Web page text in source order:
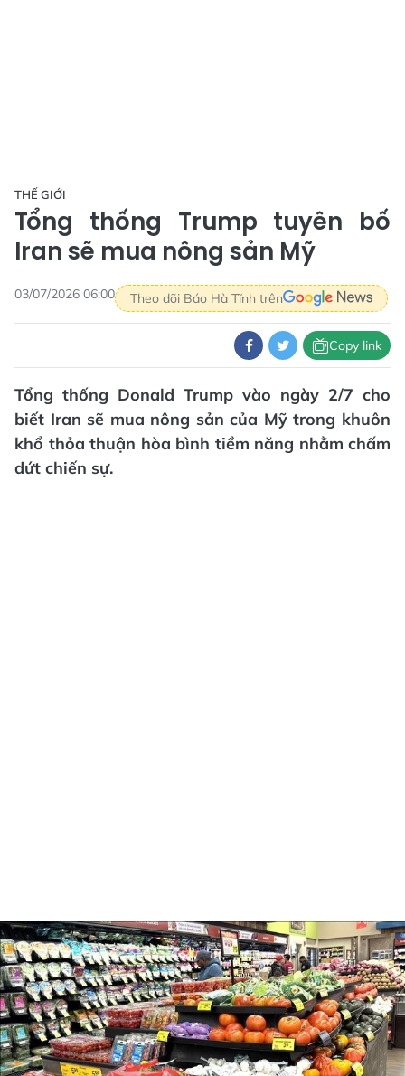
THẾ GIỚI
Tổng thống Trump tuyên bố
Iran sẽ mua nông sản Mỹ
03/07/2026 06:00 Theo dõi Báo Hà Tĩnh trên
Copy link
Tổng thống Donald Trump vào ngày 2/7 cho
biết Iran sẽ mua nông sản của Mỹ trong khuôn
khổ thỏa thuận hòa bình tiềm năng nhằm chấm
dứt chiến sự.